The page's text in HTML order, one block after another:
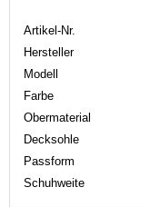
Artikel-Nr.
Hersteller
Modell
Farbe
Obermaterial
Decksohle
Passform
Schuhweite